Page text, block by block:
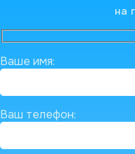
на
Ваше имя:
Ваш телефон: